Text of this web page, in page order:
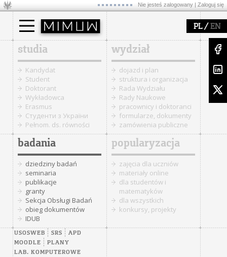
Nie jesteś zalogowany | Zaloguj się
PL/ EN
studia
Kandydat
Student
Doktorant
Wykładowca
Erasmus
Cтуденти з України
Pełnom. ds. równości
wydział
dojazd i plan
struktura i organizacja
Rada Wydziału
Rady Naukowe
pracownicy i doktoranci
formularze, dokumenty
zamówienia publiczne
badania
dziedziny badań
seminaria
publikacje
granty
Sekcja Obsługi Badań
obieg dokumentów
IDUB
popularyzacja
zajęcia dla uczniów
materiały online
dla studentów i
matematyków
dla wszystkich
konkursy, projekty
USOSWEB SRS
APD
MOODLE
PLANY
LAB. KOMPUTEROWE